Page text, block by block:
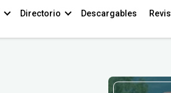
Directorio Descargables